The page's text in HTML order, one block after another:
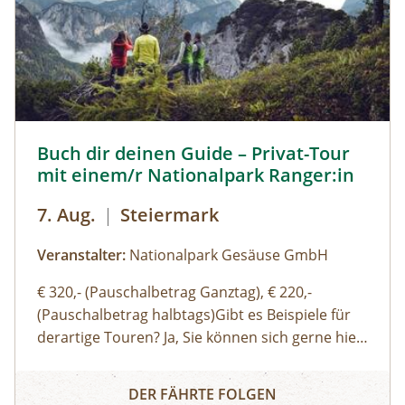
Buch dir deinen Guide – Privat-Tour
mit einem/r Nationalpark Ranger:in
7. Aug. | Steiermark
Veranstalter: Nationalpark Gesäuse GmbH
€ 320,- (Pauschalbetrag Ganztag), € 220,-
(Pauschalbetrag halbtags)Gibt es Beispiele für
derartige Touren? Ja, Sie können sich gerne hier
einen Überblick über unsere Standard-Touren
Buch dir deinen Guide – Privat-Tour mit einem/r
DER FÄHRTE FOLGEN